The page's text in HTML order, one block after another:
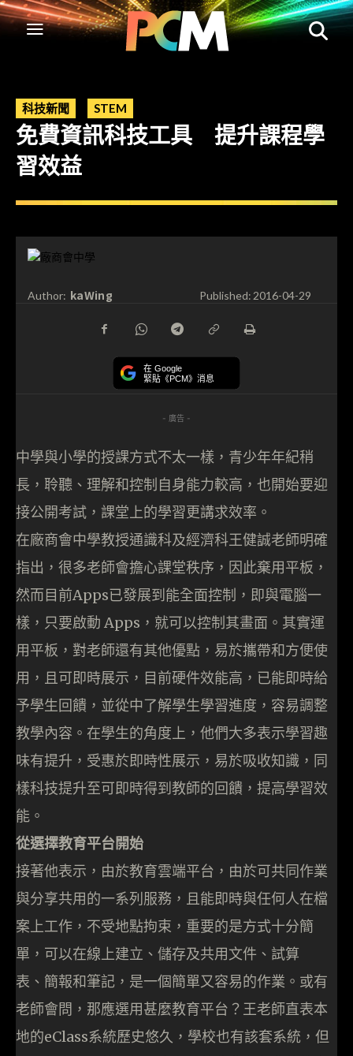
科技新聞 STEM
免費資訊科技工具 提升課程學
習效益
Author: kaWing Published:2016-04-29
在 Google
緊貼《PCM》消息
- 廣告 -
中學與小學的授課方式不太一樣，青少年年紀稍
長，聆聽、理解和控制自身能力較高，也開始要迎
接公開考試，課堂上的學習更講求效率。
在廠商會中學教授通識科及經濟科王健誠老師明確
指出，很多老師會擔心課堂秩序，因此棄用平板，
然而目前Apps已發展到能全面控制，即與電腦一
樣，只要啟動 Apps，就可以控制其畫面。其實運
用平板，對老師還有其他優點，易於攜帶和方便使
用，且可即時展示，目前硬件效能高，已能即時給
予學生回饋，並從中了解學生學習進度，容易調整
教學內容。在學生的角度上，他們大多表示學習趣
味有提升，受惠於即時性展示，易於吸收知識，同
樣科技提升至可即時得到教師的回饋，提高學習效
能。
從選擇教育平台開始
接著他表示，由於教育雲端平台，由於可共同作業
與分享共用的一系列服務，且能即時與任何人在檔
案上工作，不受地點拘束，重要的是方式十分簡
單，可以在線上建立、儲存及共用文件、試算
表、簡報和筆記，是一個簡單又容易的作業。或有
老師會問，那應選用甚麼教育平台？王老師直表本
地的eClass系統歷史悠久，學校也有該套系統，但